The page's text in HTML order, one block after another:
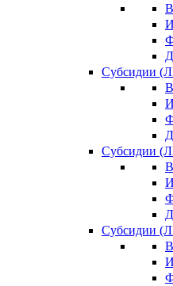
Субсидии
Субсидии
Субсидии